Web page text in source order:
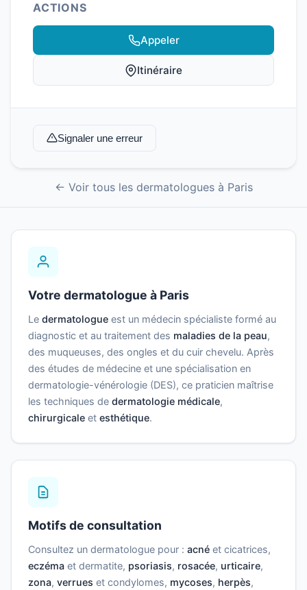
ACTIONS
Appeler
Itinéraire
Signaler une erreur
← Voir tous les dermatologues à Paris
Votre dermatologue à Paris
Le dermatologue est un médecin spécialiste formé au
diagnostic et au traitement des maladies de la peau,
des muqueuses, des ongles et du cuir chevelu. Après
des études de médecine et une spécialisation en
dermatologie-vénérologie (DES), ce praticien maîtrise
les techniques de dermatologie médicale,
chirurgicale et esthétique.
Motifs de consultation
Consultez un dermatologue pour : acné et cicatrices,
eczéma et dermatite, psoriasis, rosacée, urticaire,
zona, verrues et condylomes, mycoses, herpès,